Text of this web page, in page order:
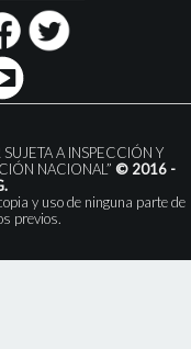
A INSPECCIÓN Y
NACIONAL” © 2016 -
y uso de ninguna parte de
previos.